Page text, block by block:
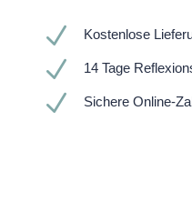
N Kostenlose
N 14 Tage
N Sichere Online-